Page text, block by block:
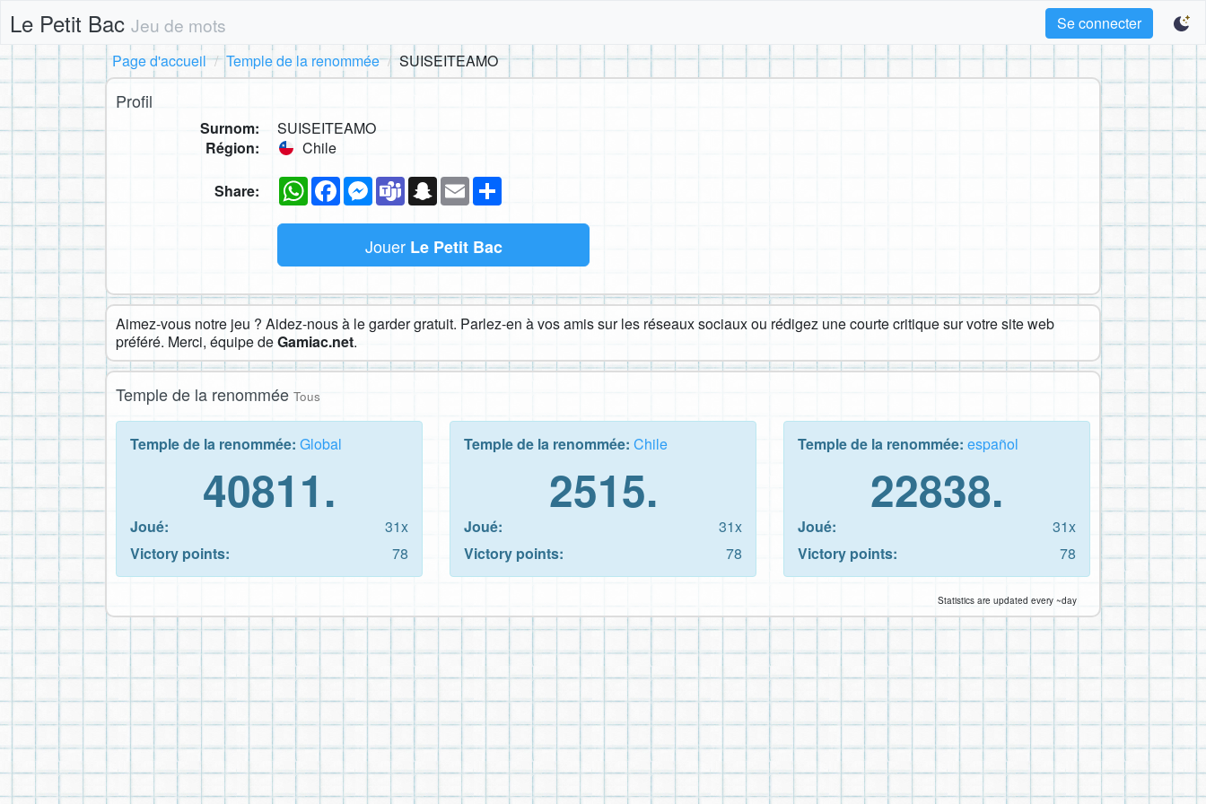
Le Petit Bac Jeu de mots
Se connecter
Page d'accueil
Temple de la renommée SUISEITEAMO
Profil
Surnom:
SUISEITEAMO
Région:
Chile
Share: WhatsAppFacebookMessenger
TeamsSnapchat
Email
Jouer Le Petit Bac
Aimez-vous notre jeu ? Aidez-nous à le garder gratuit. Parlez-en à vos amis sur les réseaux sociaux ou rédigez une courte critique sur votre site web
préféré. Merci, équipe deGamiac.net.
Temple de la renommée Tous
Temple de la renommée: Global
40811.
Joué:
31x
Victory points:
78
Temple de la renommée: Chile
2515.
Joué:
31x
Victory points:
78
Temple de la renommée: español
22838.
Joué:
31x
Victory points:
78
Statistics are updated every ~day